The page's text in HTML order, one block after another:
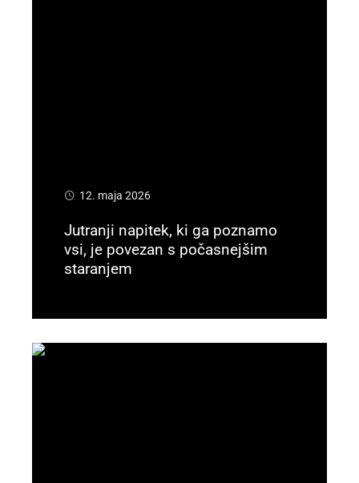
12. maja 2026
Jutranji napitek, ki ga poznamo
vsi, je povezan s počasnejšim
staranjem